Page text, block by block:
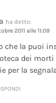
ha detto:
2011 alle 11:09
che la puoi
dei
per la